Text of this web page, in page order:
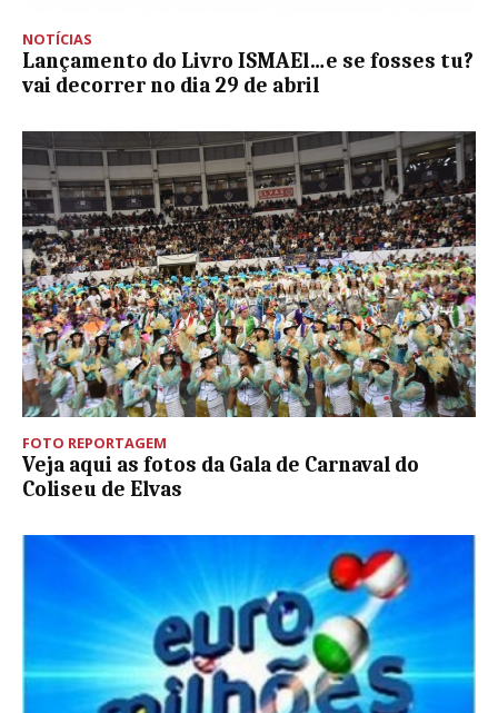
NOTÍCIAS
Lançamento do Livro ISMAEl…e se fosses tu?
vai decorrer no dia 29 de abril
FOTO REPORTAGEM
Veja aqui as fotos da Gala de Carnaval do
Coliseu de Elvas